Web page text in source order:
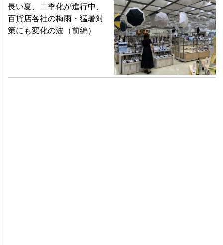
長い夏、二季化が進行中、
百貨店各社の梅雨・猛暑対
策にも変化の波（前編）